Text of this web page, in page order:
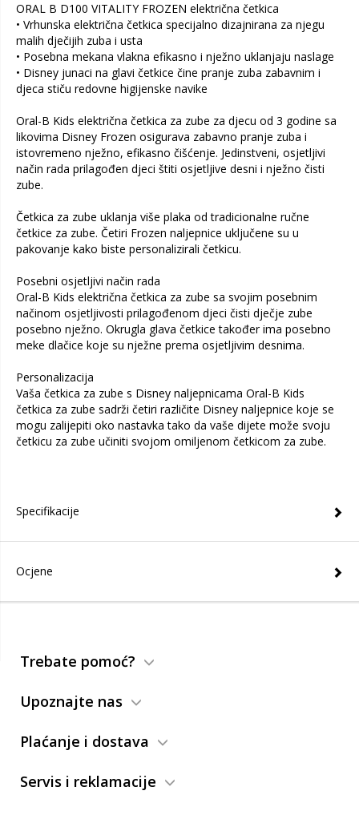
ORAL B D100 VITALITY FROZEN električna četkica
• Vrhunska električna četkica specijalno dizajnirana za njegu
malih dječijih zuba i usta
• Posebna mekana vlakna efikasno i nježno uklanjaju naslage
• Disney junaci na glavi četkice čine pranje zuba zabavnim i
djeca stiču redovne higijenske navike
Oral-B Kids električna četkica za zube za djecu od 3 godine sa
likovima Disney Frozen osigurava zabavno pranje zuba i
istovremeno nježno, efikasno čišćenje. Jedinstveni, osjetljivi
način rada prilagođen djeci štiti osjetljive desni i nježno čisti
zube.
Četkica za zube uklanja više plaka od tradicionalne ručne
četkice za zube. Četiri Frozen naljepnice uključene su u
pakovanje kako biste personalizirali četkicu.
Posebni osjetljivi način rada
Oral-B Kids električna četkica za zube sa svojim posebnim
načinom osjetljivosti prilagođenom djeci čisti dječje zube
posebno nježno. Okrugla glava četkice također ima posebno
meke dlačice koje su nježne prema osjetljivim desnima.
Personalizacija
Vaša četkica za zube s Disney naljepnicama Oral-B Kids
četkica za zube sadrži četiri različite Disney naljepnice koje se
mogu zalijepiti oko nastavka tako da vaše dijete može svoju
četkicu za zube učiniti svojom omiljenom četkicom za zube.
Specifikacije
Ocjene
Trebate pomoć?
Upoznajte nas
Plaćanje i dostava
Servis i reklamacije